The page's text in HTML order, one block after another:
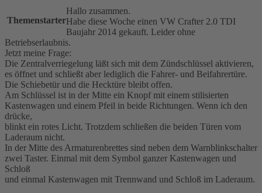
Themenstarter
Hallo zusammen.
Habe diese Woche einen VW Crafter 2.0 TDI
Baujahr 2014 gekauft. Leider ohne
Betriebserlaubnis.
Jetzt meine Frage:
Die Zentralverriegelung läßt sich mit dem Zündschlüssel aktivieren,
es öffnet und schließt aber lediglich die Fahrer- und Beifahrertüre.
Die Schiebetür und die Hecktüre bleibt offen.
Am Schlüssel ist in der Mitte ein Knopf mit einem stilisierten
Kastenwagen und einem Pfeil in beide Richtungen. Wenn ich den
drücke,
blinkt ein rotes Licht. Trotzdem schließen die beiden Türen vom
Laderaum nicht.
In der Mitte des Armaturenbrettes sind neben dem Warnblinkschalter
zwei Taster. Einmal mit dem Symbol ganzer Kastenwagen und
Schloß
und einmal Kastenwagen mit Trennwand und Schloß im Laderaum.